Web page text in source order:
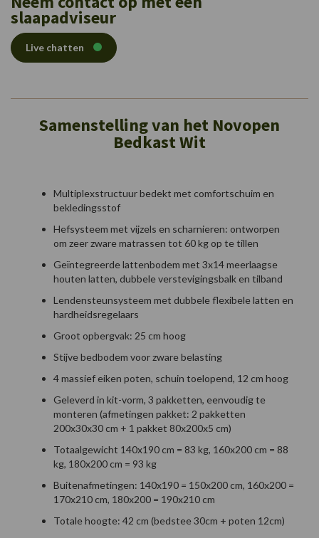
slaapadviseur
Live chatten
Samenstelling van het Novopen
Bedkast Wit
Multiplexstructuur bedekt met comfortschuim en
bekledingsstof
Hefsysteem met vijzels en scharnieren: ontworpen
om zeer zware matrassen tot 60 kg op te tillen
Geïntegreerde lattenbodem met 3x14 meerlaagse
houten latten, dubbele verstevigingsbalk en tilband
Lendensteunsysteem met dubbele flexibele latten en
hardheidsregelaars
Groot opbergvak: 25 cm hoog
Stijve bedbodem voor zware belasting
4 massief eiken poten, schuin toelopend, 12 cm hoog
Geleverd in kit-vorm, 3 pakketten, eenvoudig te
monteren (afmetingen pakket: 2 pakketten
200x30x30 cm + 1 pakket 80x200x5 cm)
Totaalgewicht 140x190 cm = 83 kg, 160x200 cm = 88
kg, 180x200 cm = 93 kg
Buitenafmetingen: 140x190 = 150x200 cm, 160x200 =
170x210 cm, 180x200 = 190x210 cm
Totale hoogte: 42 cm (bedstee 30cm + poten 12cm)